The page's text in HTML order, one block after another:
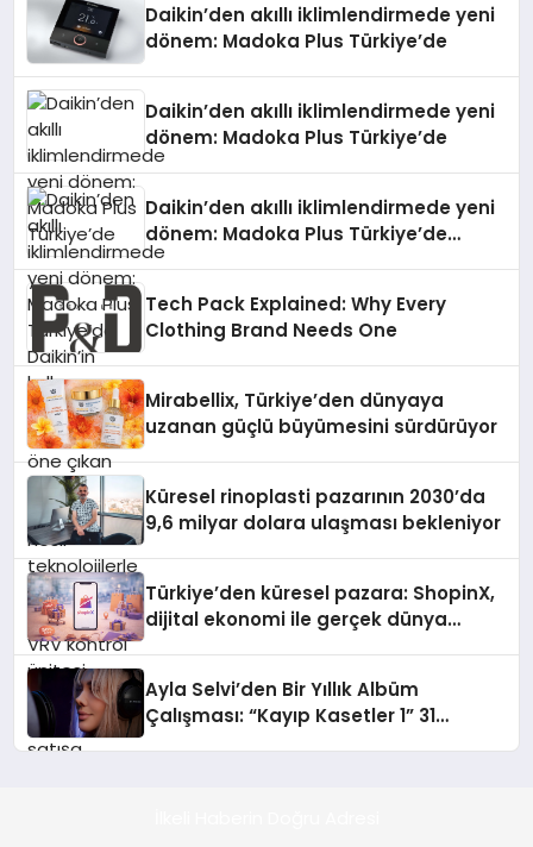
Daikin’den akıllı iklimlendirmede yeni
dönem: Madoka Plus Türkiye’de
Daikin’den akıllı iklimlendirmede yeni
dönem: Madoka Plus Türkiye’de
Daikin’den akıllı iklimlendirmede yeni
dönem: Madoka Plus Türkiye’de
Daikin’in kullanıcı dostu tasarımıyla
teknolojilerle donatılmış son modeli
VRV kontrol ünitesi Madoka Plus
Türkiye’de satışa sunuldu. Tam
dokunmatik ekranı, mobil uygulama
desteği ve akıllı sensör entegrasyonu
sayesinde iklimlendirme sistemlerinin
yönetimini daha kolay, konforlu ve
verimli hale getiriyor. Enerji
verimliliğini artırırken modern yaşam
Tech Pack Explained: Why Every
Clothing Brand Needs One
Mirabellix, Türkiye’den dünyaya
uzanan güçlü büyümesini sürdürüyor
Küresel rinoplasti pazarının 2030’da
9,6 milyar dolara ulaşması bekleniyor
Türkiye’den küresel pazara: ShopinX,
dijital ekonomi ile gerçek dünya
Ayla Selvi’den Bir Yıllık Albüm
Çalışması: “Kayıp Kasetler 1” 31